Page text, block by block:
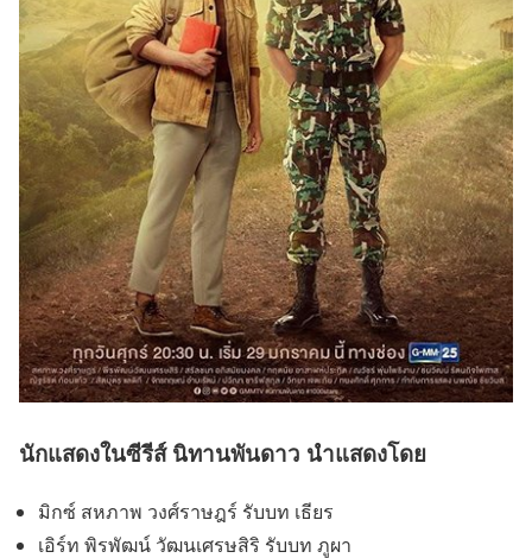
นักแสดงในซีรีส์ นิทานพันดาว นำแสดงโดย
มิกซ์ สหภาพ วงศ์ราษฎร์ รับบท เธียร
เอิร์ท พิรพัฒน์ วัฒนเศรษสิริ รับบท ภูผา